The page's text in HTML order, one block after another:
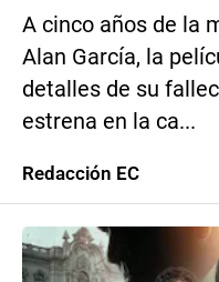
A cinco años de la
Alan García, la
detalles de su
estrena en la ca...
Redacción EC